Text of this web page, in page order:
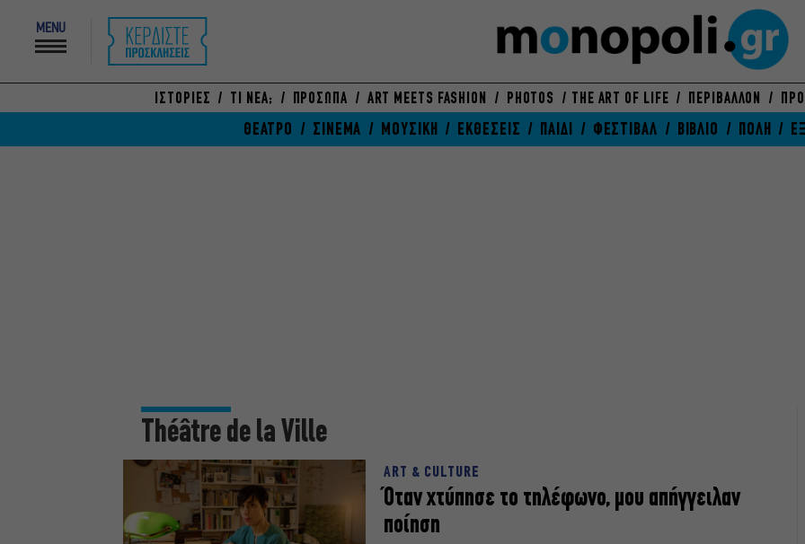
MENU
ΙΣΤΟΡΙΕΣ ΤΙ ΝΕΑ; ΠΡΟΣΩΠΑ ART MEETS FASHION PHOTOS THE ART OF LIFE ΠΕΡΙΒΑΛΛΟΝ
ΘΕΑΤΡΟ ΣΙΝΕΜΑ ΜΟΥΣΙΚΗ ΕΚΘΕΣΕΙΣ ΠΑΙΔΙ ΦΕΣΤΙΒΑΛ ΒΙΒΛΙΟ ΠΟΛΗ
Τhéâtre de la Ville
ART & CULTURE
Όταν χτύπησε το τηλέφωνο, μου απήγγειλαν
ποίηση